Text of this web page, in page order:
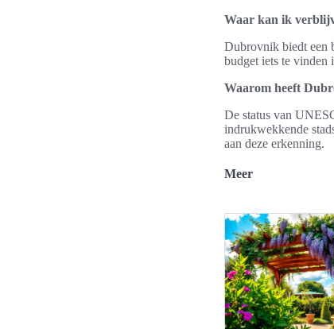
Waar kan ik
Dubrovnik biedt een
budget iets te vinden
Waarom heeft
De status van
indrukwekkende
aan deze erkenning.
Meer